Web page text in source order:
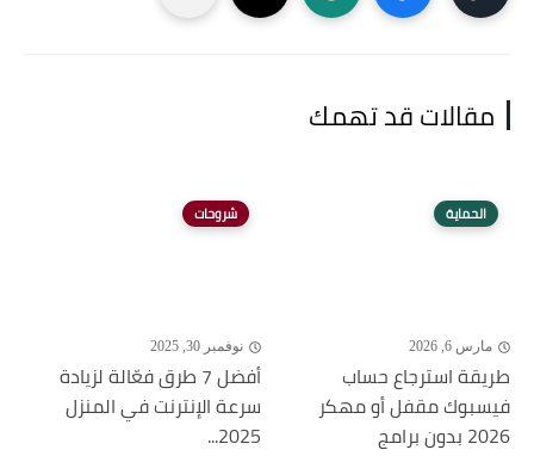
مقالات قد تهمك
الحماية
مارس 6, 2026
طريقة استرجاع حساب
فيسبوك مقفل أو مهكر
2026 بدون برامج
شروحات
نوفمبر 30, 2025
أفضل 7 طرق فعّالة لزيادة
سرعة الإنترنت في المنزل
2025...